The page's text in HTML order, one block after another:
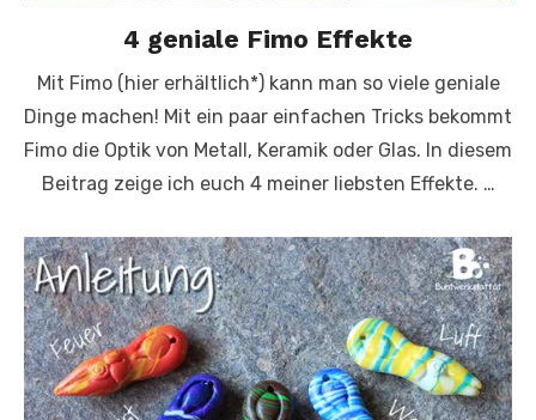
4 geniale Fimo Effekte
Mit Fimo (hier erhältlich*) kann man so viele geniale
Dinge machen! Mit ein paar einfachen Tricks bekommt
Fimo die Optik von Metall, Keramik oder Glas. In diesem
Beitrag zeige ich euch 4 meiner liebsten Effekte. …